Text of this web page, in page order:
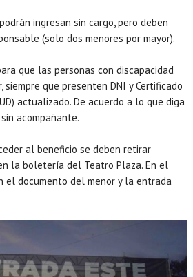
ingresan sin cargo, pero deben
(solo dos menores por mayor).
que las personas con discapacidad
que presenten DNI y Certificado
actualizado. De acuerdo a lo que diga
acompañante.
al beneficio se deben retirar
la boletería del Teatro Plaza. En el
el documento del menor y la entrada